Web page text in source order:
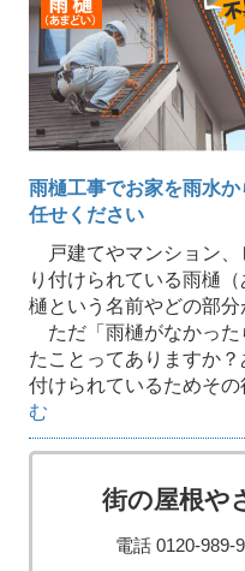
雨樋工事でお家を雨水
任せください
戸建てやマンション、
り付けられている雨樋
樋という名前やどの部分
ただ「雨樋がなかった
たことってありますか
付けられているためそ
む
街の屋根や
電話 0120-989-